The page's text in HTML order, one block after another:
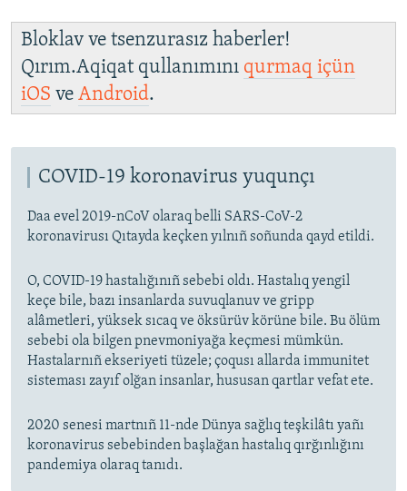
Bloklav ve tsenzurasız haberler!
Qırım.Aqiqat qullanımını qurmaq içün
iOS ve Android.
COVID-19 koronavirus yuqunçı
Daa evel 2019-nCoV olaraq belli SARS-CoV-2
koronavirusı Qıtayda keçken yılnıñ soñunda qayd etildi.
O, COVID-19 hastalığınıñ sebebi oldı. Hastalıq yengil
keçe bile, bazı insanlarda suvuqlanuv ve gripp
alâmetleri, yüksek sıcaq ve öksürüv körüne bile. Bu ölüm
sebebi ola bilgen pnevmoniyağa keçmesi mümkün.
Hastalarnıñ ekseriyeti tüzele; çoqusı allarda immunitet
sisteması zayıf olğan insanlar, hususan qartlar vefat ete.
2020 senesi martnıñ 11-nde Dünya sağlıq teşkilâtı yañı
koronavirus sebebinden başlağan hastalıq qırğınlığını
pandemiya olaraq tanıdı.